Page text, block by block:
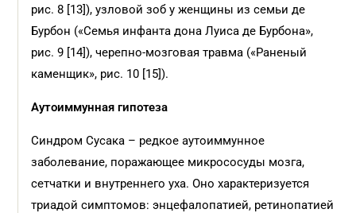
рис. 8 [13]), узловой зоб у женщины из семьи де
Бурбон («Семья инфанта дона Луиса де Бурбона»,
рис. 9 [14]), черепно-мозговая травма («Раненый
каменщик», рис. 10 [15]).
Аутоиммунная гипотеза
Синдром Сусака – редкое аутоиммунное
заболевание, поражающее микрососуды мозга,
сетчатки и внутреннего уха. Оно характеризуется
триадой симптомов: энцефалопатией, ретинопатией